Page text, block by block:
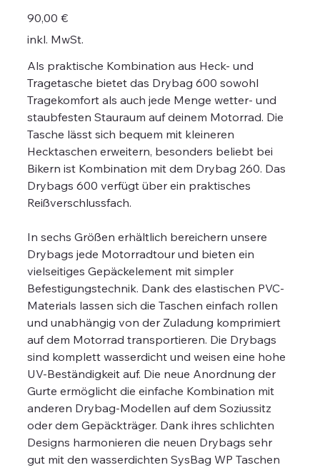
Preis
90,00 €
inkl. MwSt.
Als praktische Kombination aus Heck- und
Tragetasche bietet das Drybag 600 sowohl
Tragekomfort als auch jede Menge wetter- und
staubfesten Stauraum auf deinem Motorrad. Die
Tasche lässt sich bequem mit kleineren
Hecktaschen erweitern, besonders beliebt bei
Bikern ist Kombination mit dem Drybag 260. Das
Drybags 600 verfügt über ein praktisches
Reißverschlussfach.
In sechs Größen erhältlich bereichern unsere
Drybags jede Motorradtour und bieten ein
vielseitiges Gepäckelement mit simpler
Befestigungstechnik. Dank des elastischen PVC-
Materials lassen sich die Taschen einfach rollen
und unabhängig von der Zuladung komprimiert
auf dem Motorrad transportieren. Die Drybags
sind komplett wasserdicht und weisen eine hohe
UV-Beständigkeit auf. Die neue Anordnung der
Gurte ermöglicht die einfache Kombination mit
anderen Drybag-Modellen auf dem Soziussitz
oder dem Gepäckträger. Dank ihres schlichten
Designs harmonieren die neuen Drybags sehr
gut mit den wasserdichten SysBag WP Taschen